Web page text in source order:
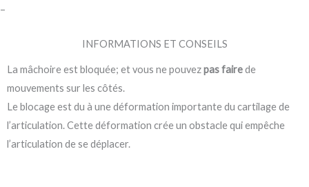
–
INFORMATIONS ET CONSEILS
La mâchoire est bloquée; et vous ne pouvezpas fairede
mouvements sur les côtés.
Le blocage est du à une déformation importante du cartilage de
l’articulation. Cette déformation crée un obstacle qui empêche
l’articulation de se déplacer.